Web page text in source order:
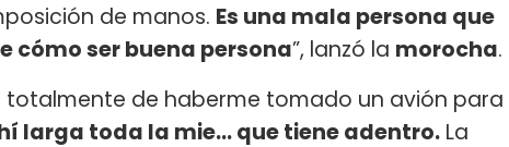
de manos. Es una mala persona que
cómo ser buena persona”, lanzó la morocha.
totalmente de haberme tomado un avión para
larga toda la mie... que tiene adentro. La